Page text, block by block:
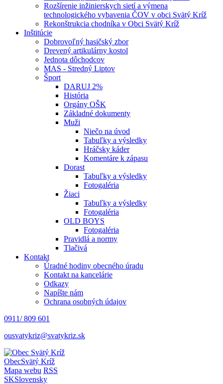
Rozšírenie inžinierskych sietí a výmena
technologického vybavenia ČOV v obci Svätý Kríž
Rekonštrukcia chodníka v Obci Svätý Kríž
Inštitúcie
Dobrovoľný hasičský zbor
Drevený artikulárny kostol
Jednota dôchodcov
MAS - Stredný Liptov
Šport
DARUJ 2%
História
Orgány OŠK
Základné dokumenty
Muži
Niečo na úvod
Tabuľky a výsledky
Hráčsky káder
Komentáre k zápasu
Dorast
Tabuľky a výsledky
Fotogaléria
Žiaci
Tabuľky a výsledky
Fotogaléria
OLD BOYS
Fotogaléria
Pravidlá a normy
Tlačivá
Kontakt
Úradné hodiny obecného úradu
Kontakt na kancelárie
Odkazy
Napíšte nám
Ochrana osobných údajov
0911/ 809 601
ousvatykriz@svatykriz.sk
ObecSvätý Kríž
Mapa webu RSS
SKSlovensky